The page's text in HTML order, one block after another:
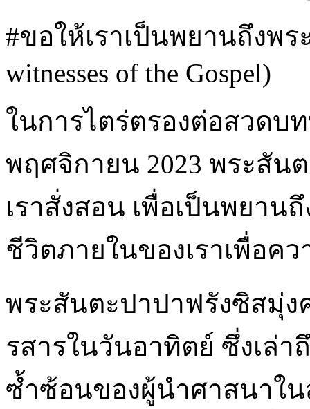
#ขอให้เราเป็นพยานถึงพร
witnesses of the Gospel)
ในการไตร่ตรองต่อสวดบ
พฤศจิกายน 2023 พระสัน
เราสั่งสอน เพื่อเป็นพยาน
ชีวิตภายในของเราเพื่อคว
พระสันตะปาปาฟรังซิสมุ่ง
รสารในวันอาทิตย์ ซึ่งเล่า
ซ้ำซ้อนของผู้นำศาสนาใ